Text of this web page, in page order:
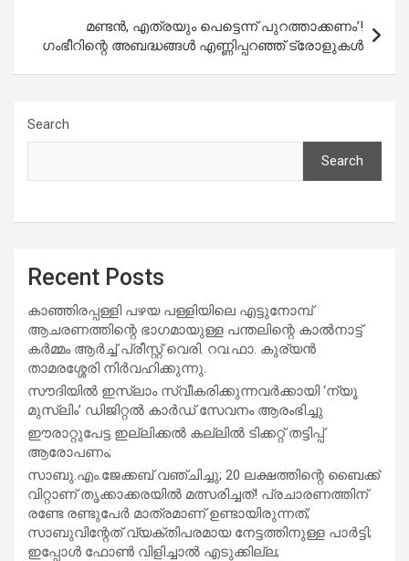
മണ്ടൻ, എത്രയും പെട്ടെന്ന് പുറത്താക്കണം’!
ഗംഭീറിന്റെ അബദ്ധങ്ങൾ എണ്ണിപ്പറഞ്ഞ് ട്രോളുകൾ
Search
Search
Recent Posts
കാഞ്ഞിരപ്പള്ളി പഴയ പള്ളിയിലെ എട്ടുനോമ്പ്
ആചരണത്തിന്റെ ഭാഗമായുള്ള പന്തലിന്റെ കാൽനാട്ട്
കർമ്മം ആർച്ച് പ്രീസ്റ്റ് വെരി. റവ.ഫാ. കുര്യൻ
താമരശ്ശേരി നിർവഹിക്കുന്നു.
സൗദിയില്‍ ഇസ്‌ലാം സ്വീകരിക്കുന്നവര്‍ക്കായി ‘ന്യൂ
മുസ്ലിം’ ഡിജിറ്റല്‍ കാര്‍ഡ് സേവനം ആരംഭിച്ചു
ഈരാറ്റുപേട്ട ഇല്ലിക്കൽ കല്ലിൽ ടിക്കറ്റ് തട്ടിപ്പ്
ആരോപണം;
സാബു.എം.ജേക്കബ് വഞ്ചിച്ചു; 20 ലക്ഷത്തിന്റെ ബൈക്ക്
വിറ്റാണ് തൃക്കാക്കരയില്‍ മത്സരിച്ചത്! പ്രചാരണത്തിന്
രണ്ടേ രണ്ടുപേര്‍ മാത്രമാണ് ഉണ്ടായിരുന്നത്;
സാബുവിന്റേത് വ്യക്തിപരമായ നേട്ടത്തിനുള്ള പാര്‍ട്ടി;
ഇപ്പോള്‍ ഫോണ്‍ വിളിച്ചാല്‍ എടുക്കില്ല;